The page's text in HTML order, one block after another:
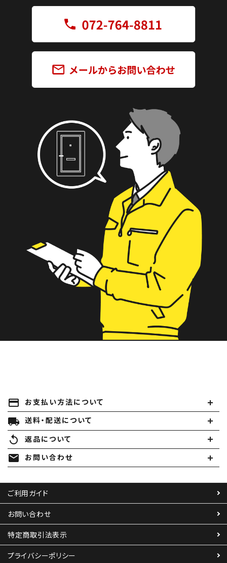
payment お支払い方法について
local_shipping 送料・配送について
replay 返品について
mail お問い合わせ
ご利用ガイド
お問い合わせ
特定商取引法表示
プライバシーポリシー